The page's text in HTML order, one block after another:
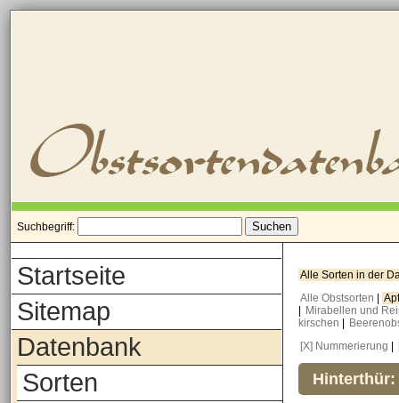
Suchbegriff:
Startseite
Sitemap
Datenbank
Sorten
Alle Sorten in der
Alle Obstsorten
Mirabellen und
kirschen
[X] Nummerierung